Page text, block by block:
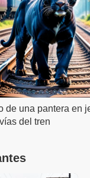
de una pantera en
del tren